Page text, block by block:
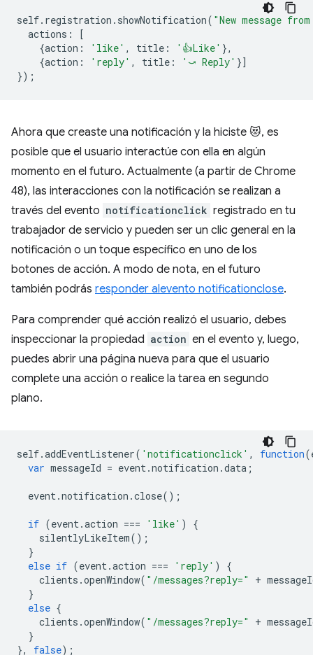
self. registration . showNotification( "New message
actions :
[
{action : 'like' , title : '👍Like' },
{action : 'reply' , title : '⤻ Reply' }]
});
Ahora que creaste una notificación y la hiciste 😻, es
posible que el usuario interactúe con ella en algún
momento en el futuro. Actualmente (a partir de Chrome
48), las interacciones con la notificación se realizan a
través del evento notificationclick registrado en tu
trabajador de servicio y pueden ser un clic general en la
notificación o un toque específico en uno de los
botones de acción. A modo de nota, en el futuro
también podrás responder alevento notificationclose.
Para comprender qué acción realizó el usuario, debes
inspeccionar la propiedad action en el evento y, luego,
puedes abrir una página nueva para que el usuario
complete una acción o realice la tarea en segundo
plano.
self.addEventListener( 'notificationclick' , function(
var messageId = event.notification .data ;
event.notification .close();
if (event.action === 'like' )
{
silentlyLikeItem();
}
else if (event.action === 'reply' )
{
clients .openWindow( "/messages?reply=" +
}
else {
clients .openWindow( "/messages?reply=" +
}
},
false);